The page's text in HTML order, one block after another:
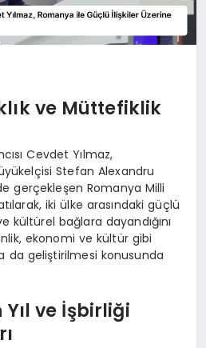
ve Müttefiklik
Cevdet Yılmaz,
Stefan Alexandru
gerçekleşen Romanya Milli
iki ülke arasındaki güçlü
kültürel bağlara dayandığını
ekonomi ve kültür gibi
da geliştirilmesi konusunda
ve İşbirliği